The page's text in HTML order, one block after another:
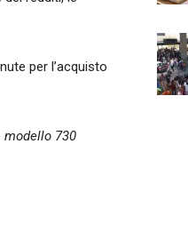
per l’acquisto
730